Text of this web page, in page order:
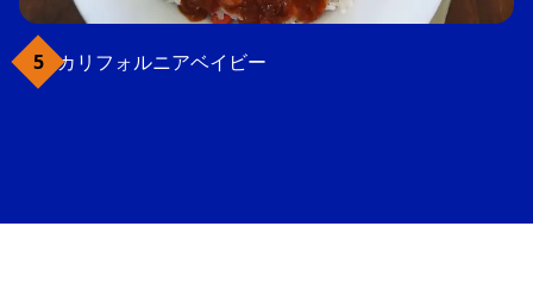
カリフォルニアベイビー